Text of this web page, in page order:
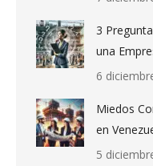
3
una
6
Miedos
en
5